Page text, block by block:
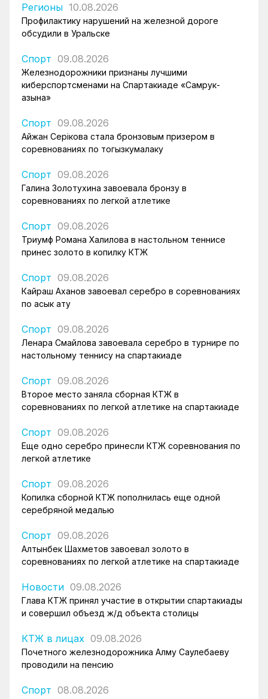
Регионы 10.08.2026
Профилактику нарушений на железной дороге
обсудили в Уральске
Спорт 09.08.2026
Железнодорожники признаны лучшими
киберспортсменами на Спартакиаде «Самрук-
Қазына»
Спорт 09.08.2026
Айжан Серікова стала бронзовым призером в
соревнованиях по тогызкумалаку
Спорт 09.08.2026
Галина Золотухина завоевала бронзу в
соревнованиях по легкой атлетике
Спорт 09.08.2026
Триумф Романа Халилова в настольном теннисе
принес золото в копилку КТЖ
Спорт 09.08.2026
Кайраш Аханов завоевал серебро в соревнованиях
по асык ату
Спорт 09.08.2026
Ленара Смайлова завоевала серебро в турнире по
настольному теннису на спартакиаде
Спорт 09.08.2026
Второе место заняла сборная КТЖ в
соревнованиях по легкой атлетике на спартакиаде
Спорт 09.08.2026
Еще одно серебро принесли КТЖ соревнования по
легкой атлетике
Спорт 09.08.2026
Копилка сборной КТЖ пополнилась еще одной
серебряной медалью
Спорт 09.08.2026
Алтынбек Шахметов завоевал золото в
соревнованиях по легкой атлетике на спартакиаде
Новости 09.08.2026
Глава КТЖ принял участие в открытии спартакиады
и совершил объезд ж/д объекта столицы
КТЖ в лицах 09.08.2026
Почетного железнодорожника Алму Саулебаеву
проводили на пенсию
Спорт 08.08.2026